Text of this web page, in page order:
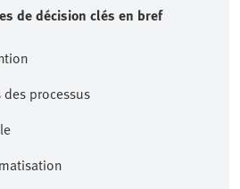
de décision clés en bref
processus